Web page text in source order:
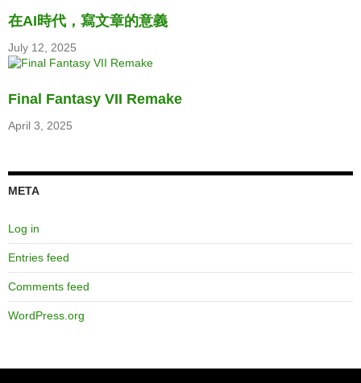
在AI時代，寫文章的意義
July 12, 2025
Final Fantasy VII Remake
April 3, 2025
META
Log in
Entries feed
Comments feed
WordPress.org